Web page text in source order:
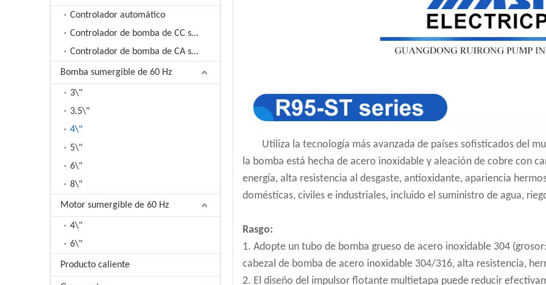
Controlador automático
Controlador de bomba de CC solar
Controlador de bomba de CA solar
Bomba sumergible de 60 Hz
3\"
3.5\"
4\"
5\"
6\"
8\"
Motor sumergible de 60 Hz
4\"
6\"
Producto caliente
Utiliza la tecnología más avanzada de países sofisticados del
la bomba está hecha de acero inoxidable y aleación de cobre con
energía, alta resistencia al desgaste, antioxidante, apariencia
domésticas, civiles e industriales, incluido el suministro de agua,
Rasgo:
1. Adopte un tubo de bomba grueso de acero inoxidable 304
cabezal de bomba de acero inoxidable 304/316, alta resistencia,
2. El diseño del impulsor flotante multietapa puede reducir